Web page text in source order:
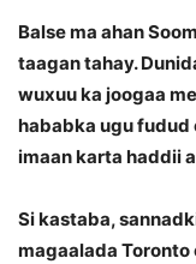
Balse ma ahan
taagan tahay.
wuxuu ka joogaa
hababka ugu fudud
imaan karta haddii
Si kastaba,
magaalada Toronto